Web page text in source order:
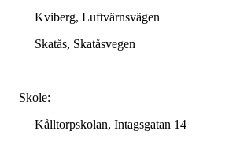
Kviberg, Luftvärnsvägen
Skatås, Skatåsvegen
Skole:
Kålltorpskolan, Intagsgatan 14